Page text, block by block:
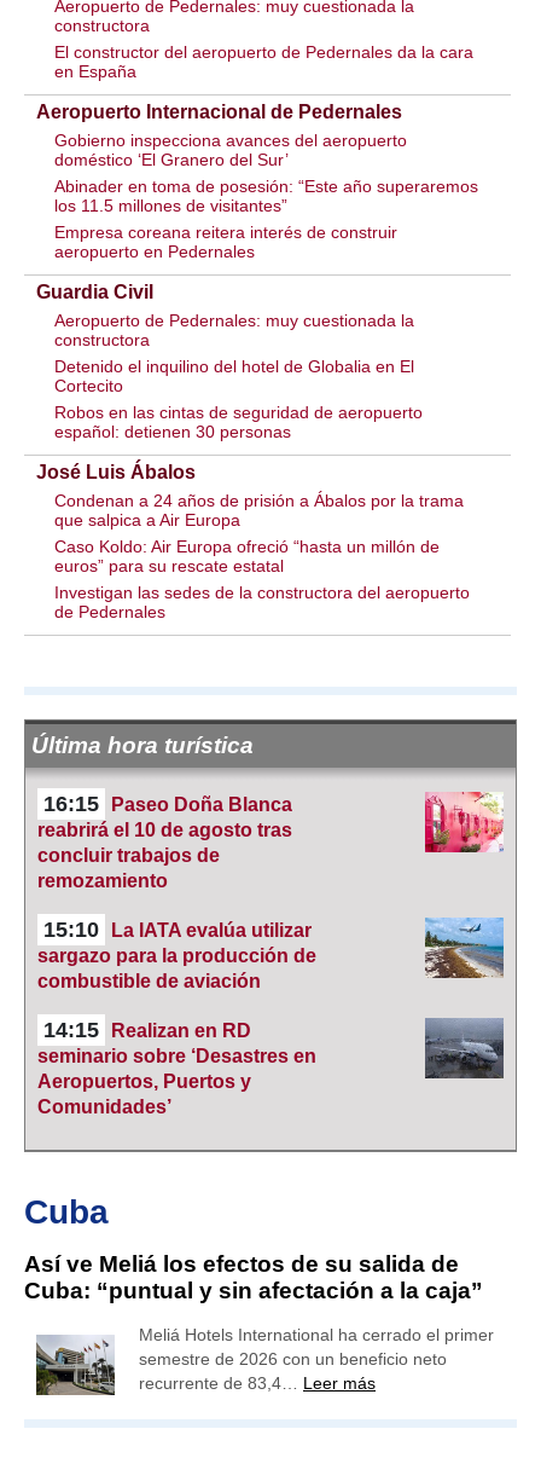
Aeropuerto de Pedernales: muy cuestionada la
constructora
El constructor del aeropuerto de Pedernales da la cara
en España
Aeropuerto Internacional de Pedernales
Gobierno inspecciona avances del aeropuerto
doméstico ‘El Granero del Sur’
Abinader en toma de posesión: “Este año superaremos
los 11.5 millones de visitantes”
Empresa coreana reitera interés de construir
aeropuerto en Pedernales
Guardia Civil
Aeropuerto de Pedernales: muy cuestionada la
constructora
Detenido el inquilino del hotel de Globalia en El
Cortecito
Robos en las cintas de seguridad de aeropuerto
español: detienen 30 personas
José Luis Ábalos
Condenan a 24 años de prisión a Ábalos por la trama
que salpica a Air Europa
Caso Koldo: Air Europa ofreció “hasta un millón de
euros” para su rescate estatal
Investigan las sedes de la constructora del aeropuerto
de Pedernales
Última hora turística
16:15
Paseo Doña Blanca
reabrirá el 10 de agosto tras
concluir trabajos de
remozamiento
15:10
La IATA evalúa utilizar
sargazo para la producción de
combustible de aviación
14:15
Realizan en RD
seminario sobre ‘Desastres en
Aeropuertos, Puertos y
Comunidades’
Cuba
Así ve Meliá los efectos de su salida de
Cuba: “puntual y sin afectación a la caja”
Meliá Hotels International ha cerrado el primer
semestre de 2026 con un beneficio neto
recurrente de 83,4… Leer más